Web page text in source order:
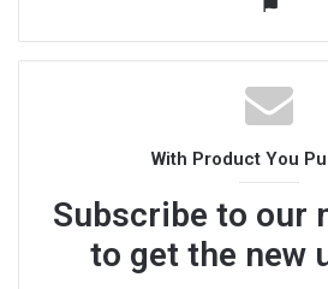
b
s
i
e
With Product You
Subscribe to our
to get the new